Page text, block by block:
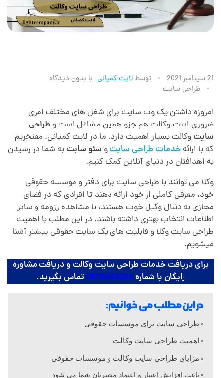
ط
ر
ا
ح
ی
س
ا
ت
ک
21 سپتامبر 2021 توسطلایت کمپانی با بدون دیدگاه
طراحی سایت
امروزه داشتن یک وب سایت برای شغل های مختلف امری
ضروری است.وکالت هم جزو همین مشاغل است وطراحی
سایتوکالت بسیار اهمیت دارد. ما در لایت کمپانی، مفتخریم
که با ارائهخدمات طراحی سایتو سئو سایتبه شما در رسیدن
به اهدافتان در دنیای آنلاین کمک ‌کنیم.
وکلا می توانند با طراحی سایت برای دفتر و موسسه حقوقی
خود، معرفی کاملی از خود ارائه دهند تا افرادی که در فضای
مجازی به دنبال وکیل خوب هستند، با مشاهده رزومه و سایر
اطلاعات انتخاب بهتری داشته باشند. در این مطلب با اهمیت
طراحی سایت وکلا و قابلیت های یک سایت حقوقی بیشتر آشنا
میشویم.
برای دریافت خدمات طراحی سایت وکالت و دریافت مشاوره
رایگان با شماره09116430304تماس بگیرید.
در این مطلب می خوانیم:
طراحی سایت برای مؤسسات حقوقی
اهمیت طراحی سایت وکالت
مزایای طراحی سایت وکالت و موسسات حقوقی
باعث افزایش اعتبار و اعتماد مشتریان شما می شود: